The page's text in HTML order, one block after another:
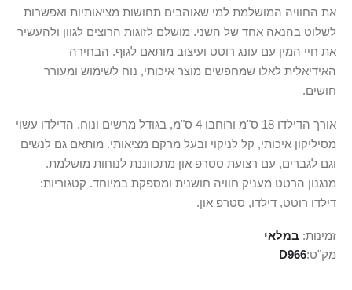
את החוויה המושלמת למי שאוהבים תחושות מציאותיות ואפשרות
לשלוט בהנאה אחד של השני. מושלם לזוגות הרוצים לגוון ולהעשיר
את חיי המין עם עונג רוטט ועיצוב מותאם לגוף. הבחירה
האידיאלית לאלו שמחפשים מוצר איכותי, נוח לשימוש ומעורר
חושים.
אורך הדילדו 18 ס"מ ורוחבו 4 ס"מ, בגודל מרשים ונוח. הדילדו עשוי
מסיליקון איכותי, קל לניקוי ובעל מרקם מציאותי. מותאם גם לנשים
וגם לגברים, עם רצועת סטרפ און מתכווננת לנוחות מושלמת.
מנגנון הרטט מעניק חוויה חושנית ומספקת במיוחד. קטגוריות:
דילדו רוטט, דילדו, סטרפ און.
זמינות: במלאי
מק"ט D966